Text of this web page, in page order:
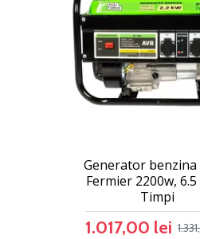
Generator benzina
Fermier 2200w, 6.5
Timpi
1.017,00 lei